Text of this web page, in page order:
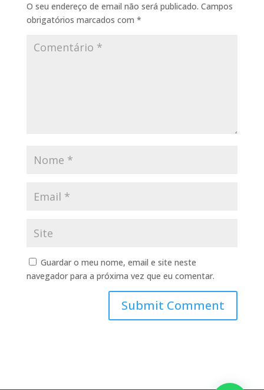
O seu endereço de email não será publicado. Campos
obrigatórios marcados com *
Guardar o meu nome, email e site neste
navegador para a próxima vez que eu comentar.